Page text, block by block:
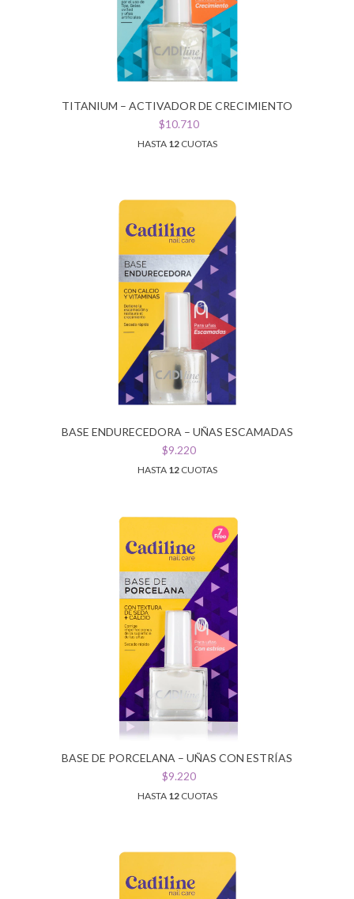
TITANIUM – ACTIVADOR DE CRECIMIENTO
$10.710
HASTA 12CUOTAS
BASE ENDURECEDORA – UÑAS ESCAMADAS
$9.220
HASTA 12CUOTAS
BASE DE PORCELANA – UÑAS CON ESTRÍAS
$9.220
HASTA 12CUOTAS